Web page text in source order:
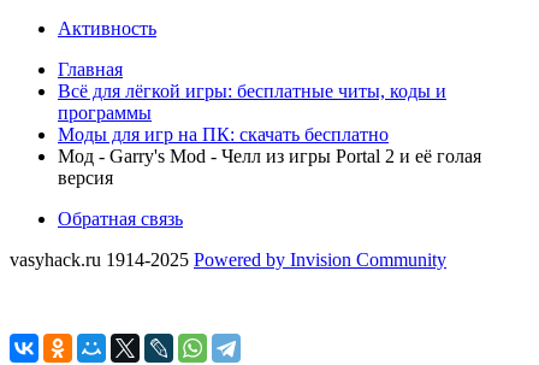
Активность
Главная
Всё для лёгкой игры: бесплатные читы, коды и
программы
Моды для игр на ПК: скачать бесплатно
Мод - Garry's Mod - Челл из игры Portal 2 и её голая
версия
Обратная связь
vasyhack.ru 1914-2025 Powered by Invision Community